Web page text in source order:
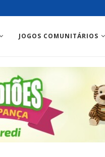
JOGOS COMUNITÁRIOS